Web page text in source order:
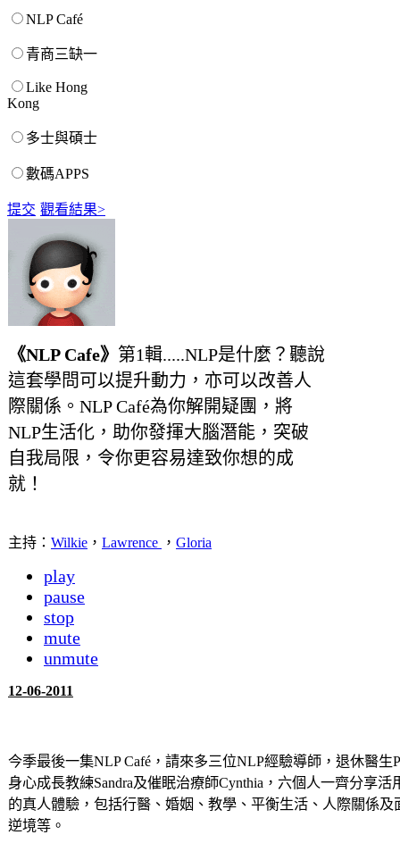
NLP Café
青商三缺一
Like Hong
Kong
多士與碩士
數碼APPS
提交 觀看結果>
《NLP Cafe》 第1輯.....NLP是什麼？聽說
這套學問可以提升動力，亦可以改善人
際關係。NLP Café為你解開疑團，將
NLP生活化，助你發揮大腦潛能，突破
自我局限，令你更容易達致你想的成
就！
主持： Wilkie ， Lawrence ， Gloria
play
pause
stop
mute
unmute
12-06-2011
今季最後一集NLP Café，請來多三位NLP經驗導師，退休醫生
身心成長教練Sandra及催眠治療師Cynthia，六個人一齊分享活
的真人體驗，包括行醫、婚姻、教學、平衡生活、人際關係及
逆境等。